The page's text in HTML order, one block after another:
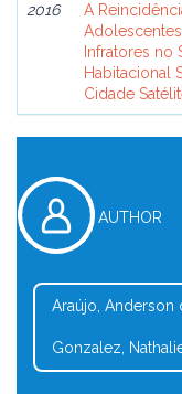
2016
A
Infratores no
Habitacional
Cidade
AUTHOR
Araújo, Anderson
Gonzalez,